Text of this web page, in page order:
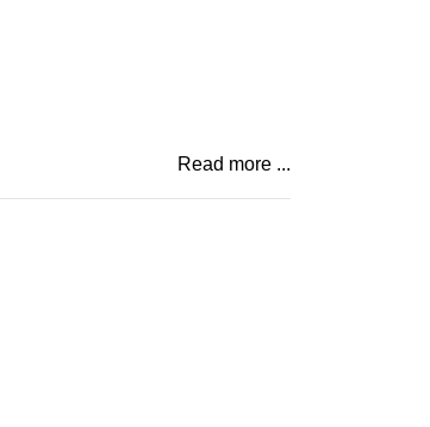
Read more ...